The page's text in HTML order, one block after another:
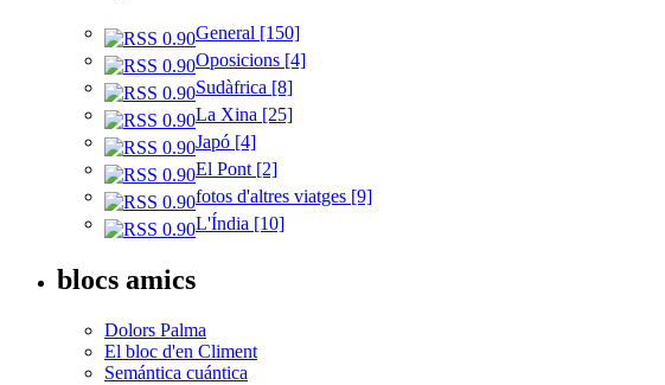
General [150]
Oposicions [4]
Sudàfrica [8]
La Xina [25]
Japó [4]
El Pont [2]
fotos d'altres viatges [9]
L'Índia [10]
blocs amics
Dolors Palma
El bloc d'en Climent
Semántica cuántica